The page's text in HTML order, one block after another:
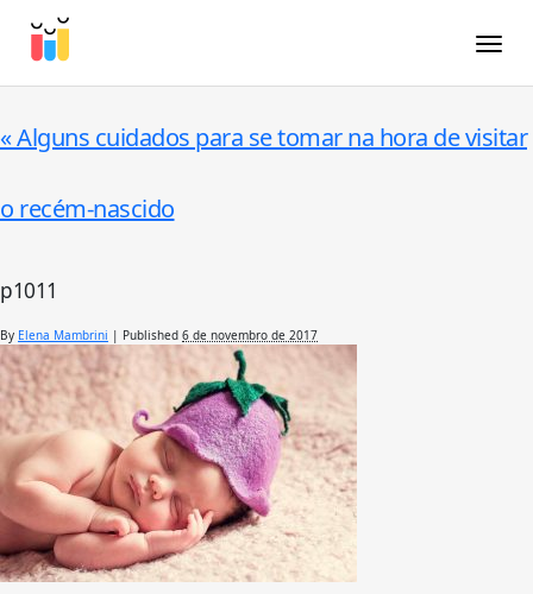
«Alguns cuidados para se tomar na hora de visitar
o recém-nascido
p1011
By Elena Mambrini | Published 6 de novembro de 2017